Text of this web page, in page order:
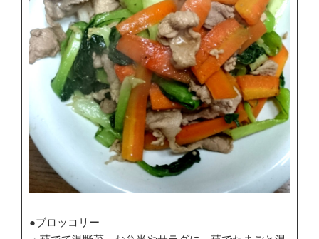
●ブロッコリー